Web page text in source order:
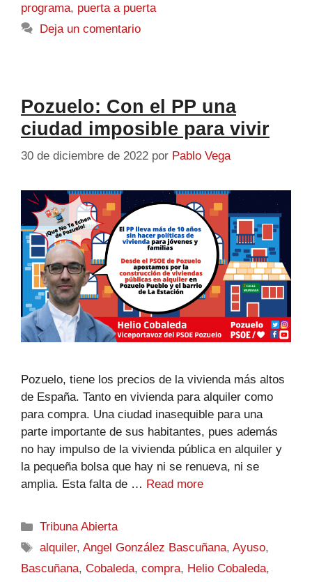
programa, puerta a puerta
Deja un comentario
Pozuelo: Con el PP una
ciudad imposible para vivir
30 de diciembre de 2022 por Pablo Vega
Pozuelo, tiene los precios de la vivienda más altos
de España. Tanto en vivienda para alquiler como
para compra. Una ciudad inasequible para una
parte importante de sus habitantes, pues además
no hay impulso de la vivienda pública en alquiler y
la pequeña bolsa que hay ni se renueva, ni se
amplia. Esta falta de … Read more
Tribuna Abierta
alquiler,Angel González Bascuñana,Ayuso,
Bascuñana, Cobaleda, compra, Helio Cobaleda,